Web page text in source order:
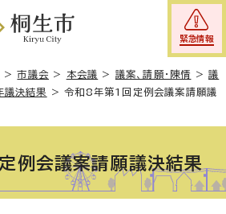
緊急情報
>市議会 > 本会議 > 議案、請願・陳情 >議
議決結果 >令和8年第1回定例会議案請願議
例会議案請願議決結果